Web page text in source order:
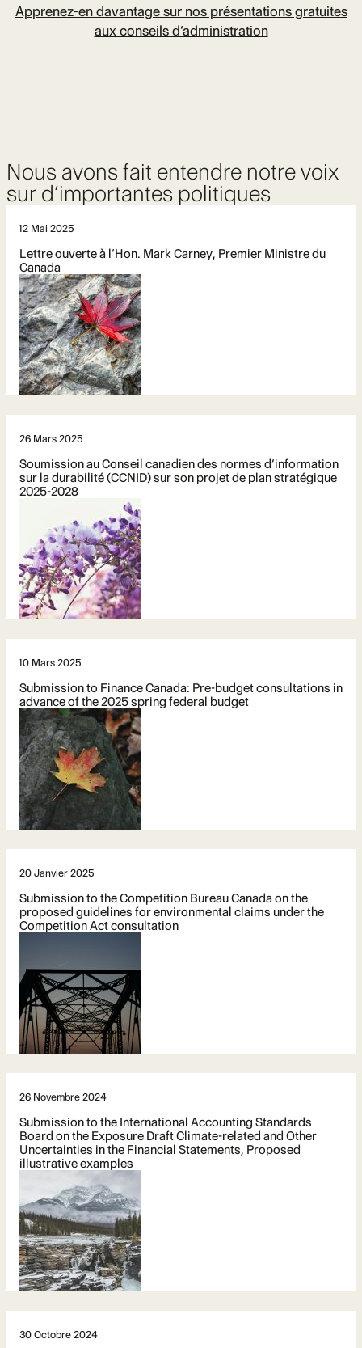
Apprenez-en davantage sur nos présentations gratuites
aux conseils d’administration
Nous avons fait entendre notre voix
sur d’importantes politiques
12 Mai 2025
Lettre ouverte à l’Hon. Mark Carney, Premier Ministre du
Canada
26 Mars 2025
Soumission au Conseil canadien des normes d’information
sur la durabilité (CCNID) sur son projet de plan stratégique
2025-2028
10 Mars 2025
Submission to Finance Canada: Pre-budget consultations in
advance of the 2025 spring federal budget
20 Janvier 2025
Submission to the Competition Bureau Canada on the
proposed guidelines for environmental claims under the
Competition Act consultation
26 Novembre 2024
Submission to the International Accounting Standards
Board on the Exposure Draft Climate-related and Other
Uncertainties in the Financial Statements, Proposed
illustrative examples
30 Octobre 2024